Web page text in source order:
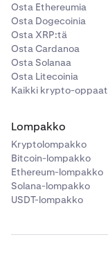
Osta Ethereumia
Osta Dogecoinia
Osta XRP:tä
Osta Cardanoa
Osta Solanaa
Osta Litecoinia
Kaikki krypto-oppaat
Lompakko
Kryptolompakko
Bitcoin-lompakko
Ethereum-lompakko
Solana-lompakko
USDT-lompakko